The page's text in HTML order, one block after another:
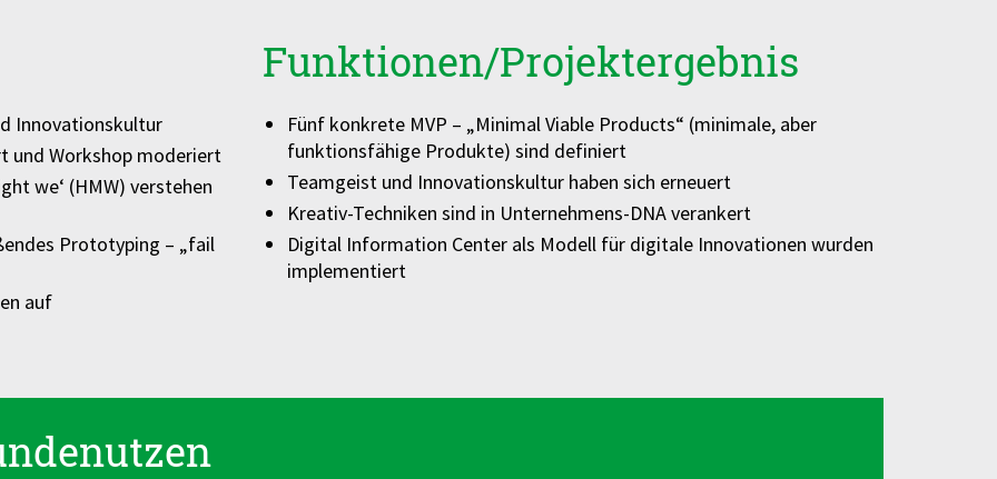
Innovationskultur
und Workshop moderiert
we‘ (HMW) verstehen
Prototyping – „fail
auf
Funktionen/Projektergebnis
Fünf konkrete MVP – „Minimal Viable Products“ (minimale, aber
funktionsfähige Produkte) sind definiert
Teamgeist und Innovationskultur haben sich erneuert
Kreativ-Techniken sind in Unternehmens-DNA verankert
Digital Information Center als Modell für digitale Innovationen wurden
implementiert